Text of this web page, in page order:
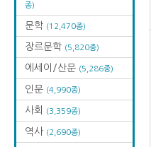
종)
문학 (12,470종)
장르문학 (5,820종)
에세이/산문 (5,286종)
인문 (4,990종)
사회 (3,359종)
역사 (2,690종)